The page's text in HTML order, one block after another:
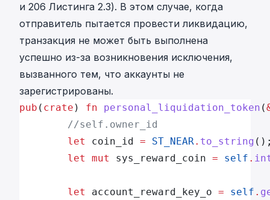
и 206 Листинга 2.3). В этом случае, когда
отправитель пытается провести ликвидацию,
транзакция не может быть выполнена
успешно из-за возникновения исключения,
вызванного тем, что аккаунты не
зарегистрированы.
pub ( crate ) fn personal_liquidation_token (
        //self.owner_id
        let
coin_id = ST_NEAR. to_string
        let
mut sys_reward_coin = self .
        let
account_reward_key_o = self .